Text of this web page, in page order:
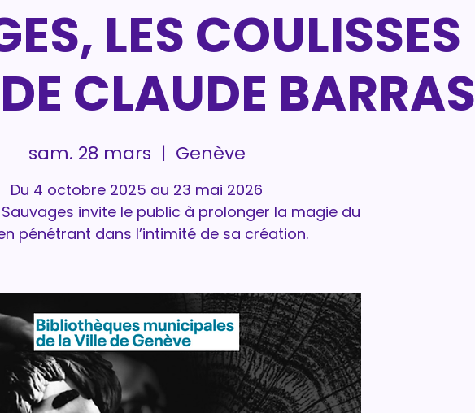
LES COULISSES
CLAUDE BARRAS
sam. 28 mars
  |
Genève
Du 4 octobre 2025 au 23 mai 2026
Sauvages invite le public à prolonger la magie du
film en pénétrant dans l’intimité de sa création.